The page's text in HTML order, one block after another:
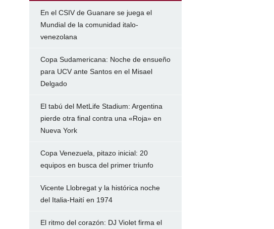
En el CSIV de Guanare se juega el
Mundial de la comunidad italo-
venezolana
Copa Sudamericana: Noche de ensueño
para UCV ante Santos en el Misael
Delgado
El tabú del MetLife Stadium: Argentina
pierde otra final contra una «Roja» en
Nueva York
Copa Venezuela, pitazo inicial: 20
equipos en busca del primer triunfo
Vicente Llobregat y la histórica noche
del Italia-Haití en 1974
El ritmo del corazón: DJ Violet firma el